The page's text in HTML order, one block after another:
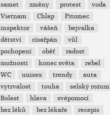
samet
změny protest
voda
Vietnam
Chlap
Pitomec
inspektor
vášeň
bejvalka
dětství
císařpán
vůl
pochopení
oběť
radost
možnosti
konec světa
rebel
WC
unisex trendy
auta
vytrvalost
touha
selský rozum
Bolest
hlava
svépomocí
bez léků
bez lékaře
recepis